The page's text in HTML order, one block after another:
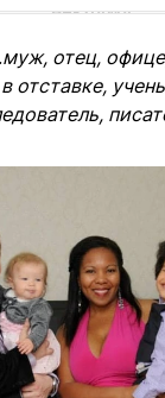
отец,
отставке,